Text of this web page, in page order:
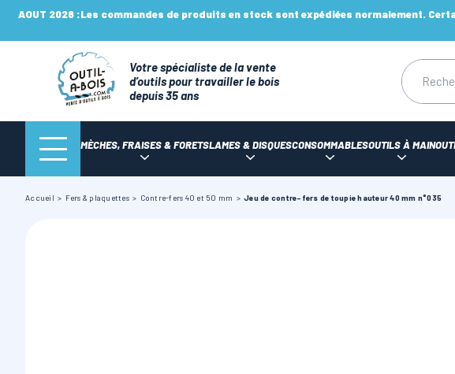
AOUT 2026 :Les commandes de produits en stock sont expédiées normalement.
Votre spécialiste de la vente
d’outils pour travailler le bois
depuis 35 ans
MÈCHES, FRAISES & FORETSLAMES & DISQUESCONSOMMABLESOUTILS À MAIN
Accueil Fers & plaquettes Contre-fers 40 et 50 mm Jeu de contre-fers de toupie hauteur 40 mm n°035